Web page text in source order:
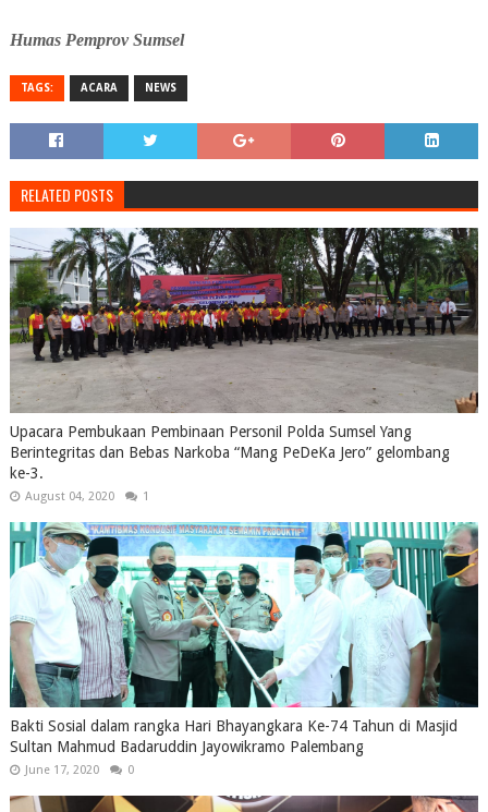
Humas Pemprov Sumsel
TAGS: ACARA NEWS
RELATED POSTS
Upacara Pembukaan Pembinaan Personil Polda Sumsel Yang
Berintegritas dan Bebas Narkoba “Mang PeDeKa Jero” gelombang
ke-3.
August 04, 2020 1
Bakti Sosial dalam rangka Hari Bhayangkara Ke-74 Tahun di Masjid
Sultan Mahmud Badaruddin Jayowikramo Palembang
June 17, 2020 0